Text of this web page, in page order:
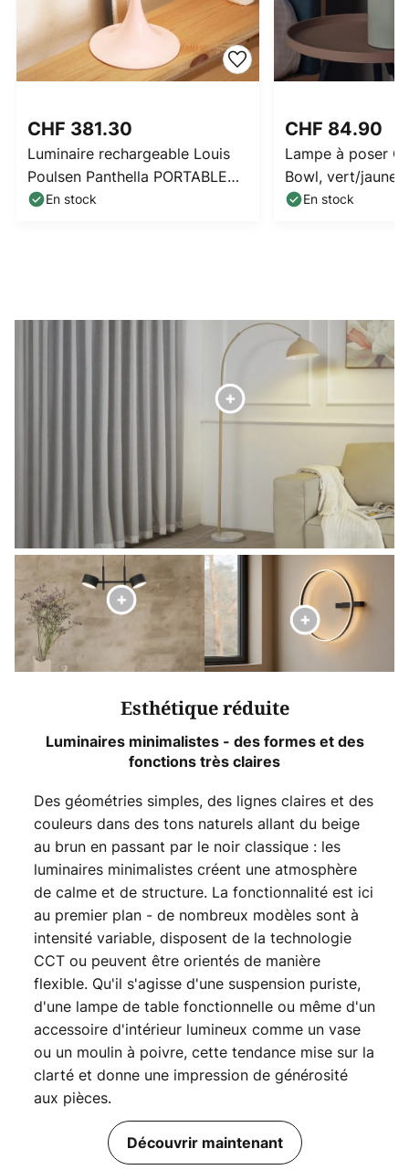
CHF 381.30
Luminaire rechargeable Louis
Poulsen Panthella PORTABLE
250, rose, IP44
En stock
CHF 84.90
Lampe à poser
Bowl, vert/jaune,
En stock
Esthétique réduite
Luminaires minimalistes - des formes et des
fonctions très claires
Des géométries simples, des lignes claires et des
couleurs dans des tons naturels allant du beige
au brun en passant par le noir classique : les
luminaires minimalistes créent une atmosphère
de calme et de structure. La fonctionnalité est ici
au premier plan - de nombreux modèles sont à
intensité variable, disposent de la technologie
CCT ou peuvent être orientés de manière
flexible. Qu'il s'agisse d'une suspension puriste,
d'une lampe de table fonctionnelle ou même d'un
accessoire d'intérieur lumineux comme un vase
ou un moulin à poivre, cette tendance mise sur la
clarté et donne une impression de générosité
aux pièces.
Découvrir maintenant